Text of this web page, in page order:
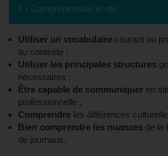
1 - Compréhension écrite
Utiliser un vocabulaire courant ou
au contexte ;
Utiliser les principales structures
nécessaires ;
Être capable de communiquer en
professionnelle ;
Comprendre les différences
Bien comprendre les nuances de la
de journaux.